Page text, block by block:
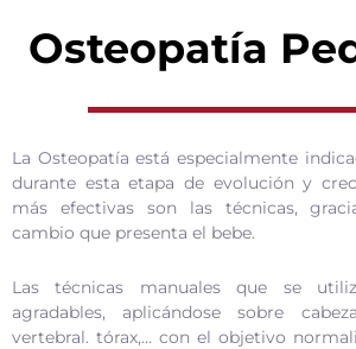
Osteopatía
La Osteopatía está especialmente
durante esta etapa de evolución y
más efectivas son las técnicas,
cambio que presenta el bebe.
Las técnicas manuales que se
agradables, aplicándose sobre
vertebral. tórax,… con el objetivo